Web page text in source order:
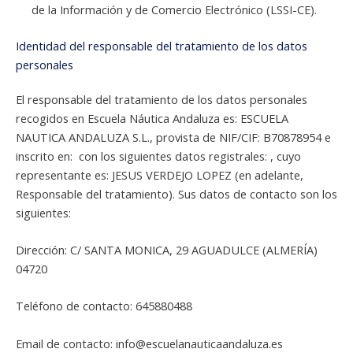
de la Información y de Comercio Electrónico (LSSI-CE).
Identidad del responsable del tratamiento de los datos
personales
El responsable del tratamiento de los datos personales
recogidos en Escuela Náutica Andaluza es: ESCUELA
NAUTICA ANDALUZA S.L., provista de NIF/CIF: B70878954 e
inscrito en: con los siguientes datos registrales: , cuyo
representante es: JESUS VERDEJO LOPEZ (en adelante,
Responsable del tratamiento). Sus datos de contacto son los
siguientes:
Dirección: C/ SANTA MONICA, 29 AGUADULCE (ALMERÍA)
04720
Teléfono de contacto: 645880488
Email de contacto: info@escuelanauticaandaluza.es